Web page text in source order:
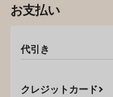
お支払い
代引き
クレジットカード